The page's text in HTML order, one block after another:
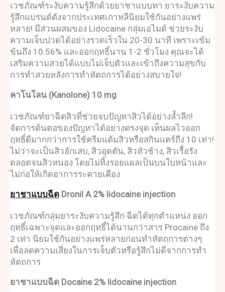
เวชภัณฑ์ระงับความรู้สึกด้วยยาชาแบบทา ยาระงับความ
รู้สึกแบรนด์ดังจากประเทศเกาหลีนิยมใช้กันอย่างแพร่
หลาย! มีส่วนผสมของ Lidocaine กลุ่มเอไมด์ ช่วยระงับ
ความเจ็บปวดได้อย่างรวดเร็วใน 20-30 นาที เพราะเข้ม
ข้นถึง 10.56% และออกฤทธิ์นาน 1-2 ชั่วโมง คุณจะได้
เสริมความสวยได้แบบไม่เจ็บตัวและเข้าถึงความสุขกับ
การทำสวยหลังการทำหัตถการได้อย่างสบายใจ!
คาโนโลน (Kanolone) 10 mg
เวชภัณฑยาฉีดสิวที่ช่วยจบปัญหาสิวได้อย่างล้ำลึก!
จัดการต้นตอของปัญหาได้อย่างตรงจุด เห็นผลไวออก
ฤทธิ์ดีมากกว่าการใช้ครีมแต้มสิวหรือสกินแคร์ถึง 10 เท่า!
ไม่ว่าจะเป็นสิวอักเสบ, สิวอุดตัน, สิวหัวช้าง, สิวเรื้อรัง
ตลอดจนสิวหนอง โดยไม่ทิ้งรอยแผลเป็นบนใบหน้าและ
ไม่ก่อให้เกิดอาการระคายเคือง
ยาชาแบบฉีด Dronil A 2% lidocaine injection
เวชภัณฑ์กลุ่มยาระงับความรู้สึก ฉีดได้ทุกตำแหน่ง ออก
ฤทธิ์เฉพาะจุดและออกฤทธิ์ได้นานกว่าสาร Procaine ถึง
2 เท่า นิยมใช้กันอย่างแพร่หลายก่อนทำหัตถการต่างๆ
เพื่อลดความเสี่ยงในการเจ็บตัวหรือรู้สึกไม่ดีจากการทำ
หัตถการ
ยาชาแบบฉีด Docaine 2% lidocaine injection